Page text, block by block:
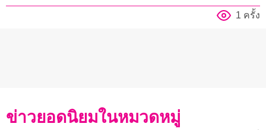
1 ครั้ง
ข่าวยอดนิยมในหมวดหมู่